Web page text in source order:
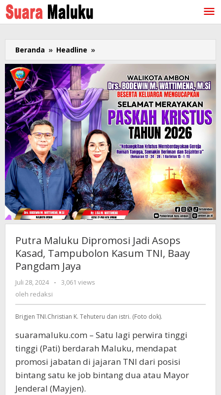
Lewati
ke
konten
Beranda » Headline »
Maluku
Dipromosi
Jadi
Asops
Kasad,
Tampubolon
Kasum
TNI,
Baay
Pangdam
Jaya
Putra Maluku Dipromosi Jadi Asops
Kasad, Tampubolon Kasum TNI, Baay
Pangdam Jaya
Juli 28, 2024
oleh
-
3,061 views
oleh redaksi
Brigjen TNI.Christian K. Tehuteru dan istri. (Foto dok).
suaramaluku.com – Satu lagi perwira tinggi
tinggi (Pati) berdarah Maluku, mendapat
promosi jabatan di jajaran TNI dari posisi
bintang satu ke job bintang dua atau Mayor
Jenderal (Mayjen).